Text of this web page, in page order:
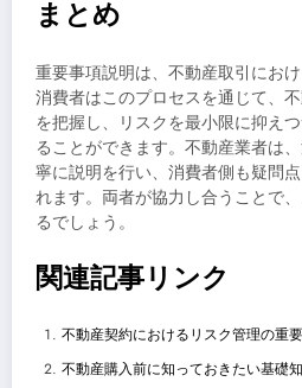
まとめ
重要事項説明は、不動産取引にお
消費者はこのプロセスを通じて、
を把握し、リスクを最小限に抑え
ることができます。不動産業者は
寧に説明を行い、消費者側も疑問
れます。両者が協力し合うことで
るでしょう。
関連記事リンク
不動産契約におけるリスク管理の重
不動産購入前に知っておきたい基礎